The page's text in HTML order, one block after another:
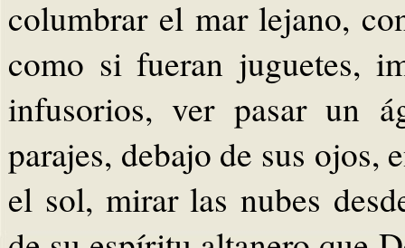
columbrar el mar lejano,
como si fueran juguetes,
infusorios, ver pasar un
parajes, debajo de sus ojos,
el sol, mirar las nubes